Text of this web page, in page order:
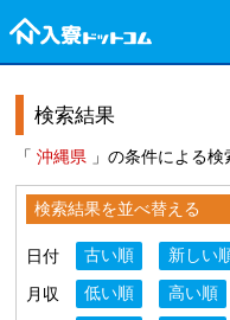
検索結果
「 沖縄県 」の条件による
検索結果を並べ替える
日付 古い順
新しい
月収
低い順
高い順